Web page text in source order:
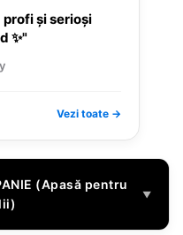
și serioși
✨"
Vezi toate →
(Apasă pentru
▼